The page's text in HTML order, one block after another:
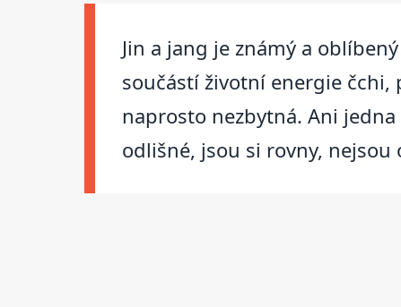
Jin a jang je známý a
součástí životní energie
naprosto nezbytná. Ani
odlišné, jsou si rovny,